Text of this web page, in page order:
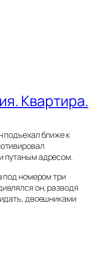
Квартира.
подъехал ближе к
путаным адресом.
под номером три
он, разводя
двоешниками